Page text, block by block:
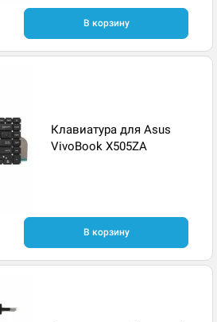
В корзину
Клавиатура для Asus
VivoBook X505ZA
В корзину